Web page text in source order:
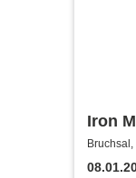
Iron
Iron